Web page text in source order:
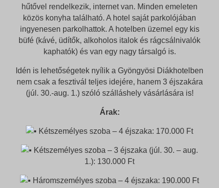
hűtővel rendelkezik, internet van. Minden emeleten
közös konyha található. A hotel saját parkolójában
ingyenesen parkolhattok. A hotelben üzemel egy kis
büfé (kávé, üdítők, alkoholos italok és rágcsálnivalók
kaphatók) és van egy nagy társalgó is.
Idén is lehetőségetek nyílik a Gyöngyösi Diákhotelben
nem csak a fesztivál teljes idejére, hanem 3 éjszakára
(júl. 30.-aug. 1.) szóló szálláshely vásárlására is!
Árak:
Kétszemélyes szoba – 4 éjszaka: 170.000 Ft
Kétszemélyes szoba – 3 éjszaka (júl. 30. – aug.
1.): 130.000 Ft
Háromszemélyes szoba – 4 éjszaka: 190.000 Ft